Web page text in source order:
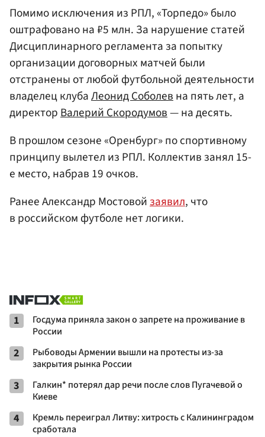
Помимо исключения из РПЛ, «Торпедо» было
оштрафовано на ₽5 млн. За нарушение статей
Дисциплинарного регламента за попытку
организации договорных матчей были
отстранены от любой футбольной деятельности
владелец клубаЛеонид Соболевна пять лет, а
директорВалерий Скородумов— на десять.
В прошлом сезоне «Оренбург» по спортивному
принципу вылетел из РПЛ. Коллектив занял 15-
е место, набрав 19 очков.
Ранее Александр Мостовойзаявил, что
в российском футболе нет логики.
1
Госдума приняла закон о запрете на проживание в
России
2
Рыбоводы Армении вышли на протесты из-за
закрытия рынка России
3
Галкин* потерял дар речи после слов Пугачевой о
Киеве
4
Кремль переиграл Литву: хитрость с Калининградом
сработала